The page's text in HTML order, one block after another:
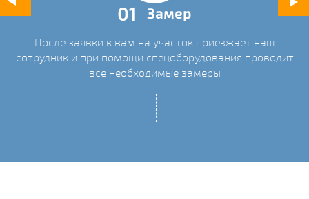
01 Замер
После заявки к вам на участок приезжает наш
сотрудник и при помощи спецоборудования проводит
все необходимые замеры